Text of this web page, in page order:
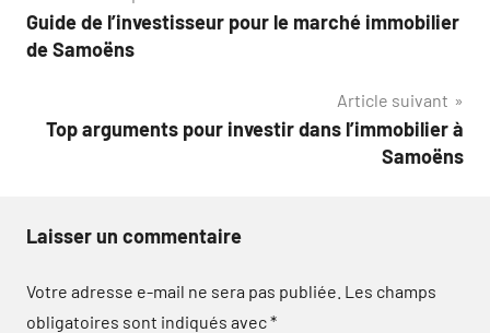
de
Guide de l’investisseur pour le marché immobilier
de Samoëns
Article suivant
Top arguments pour investir dans l’immobilier à
Samoëns
Laisser un commentaire
Votre adresse e-mail ne sera pas publiée. Les champs
obligatoires sont indiqués avec*